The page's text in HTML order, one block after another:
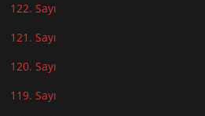
122. Sayı
121. Sayı
120. Sayı
119. Sayı